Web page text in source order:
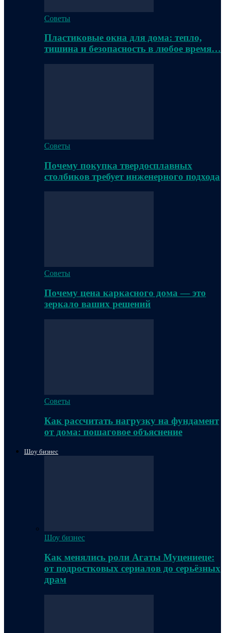
Советы
Пластиковые окна для дома: тепло,
тишина и безопасность в любое время…
Советы
Почему покупка твердосплавных
столбиков требует инженерного подхода
Советы
Почему цена каркасного дома — это
зеркало ваших решений
Советы
Как рассчитать нагрузку на фундамент
от дома: пошаговое объяснение
Шоу бизнес
Шоу бизнес
Как менялись роли Агаты Муцениеце:
от подростковых сериалов до серьёзных
драм